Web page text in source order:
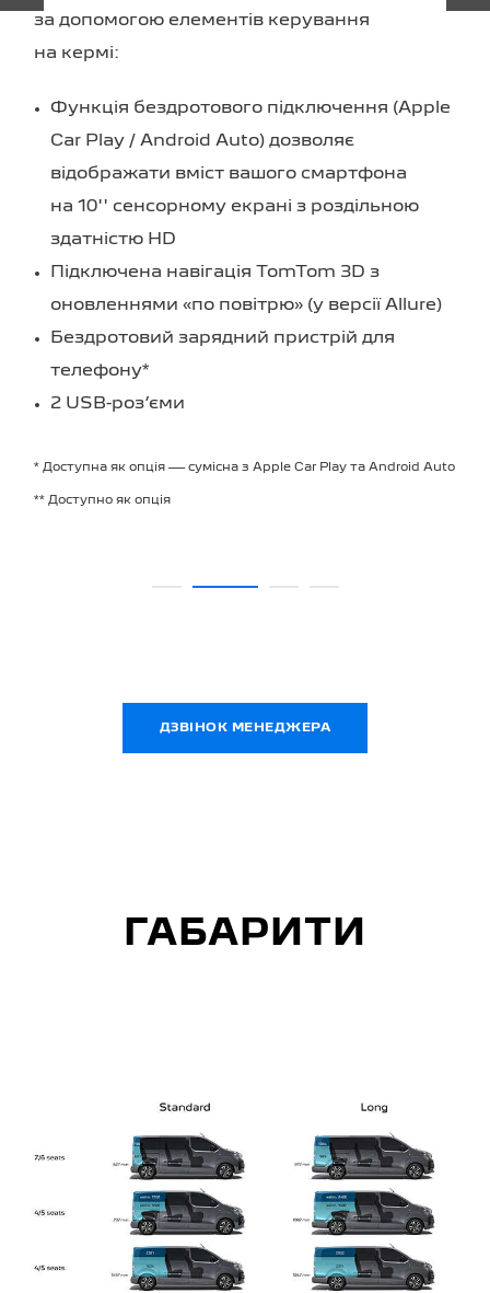
за допомогою елементів керування
на кермі:
Функція бездротового підключення (Apple
Car Play / Android Auto) дозволяє
відображати вміст вашого смартфона
на 10'' сенсорному екрані з роздільною
здатністю HD
Підключена навігація TomTom 3D з
оновленнями «по повітрю» (у версії Allure)
Бездротовий зарядний пристрій для
телефону*
2 USB-роз’єми
* Доступна як опція — сумісна з Apple Car Play та Android Auto
** Доступно як опція
ДЗВІНОК МЕНЕДЖЕРА
ГАБАРИТИ